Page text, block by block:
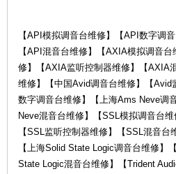
【API模拟调音台维修】【API数字调
【API混音台维修】【AXIA模拟调音
修】【AXIA监听控制器维修】【AXIA
维修】【中国Avid调音台维修】【
数字调音台维修】【上海Ams Neve调
Neve混音台维修】【SSL模拟调音台
【SSL监听控制器维修】【SSL混音
【上海Solid State Logic调音台维修
State Logic混音台维修】【Trident